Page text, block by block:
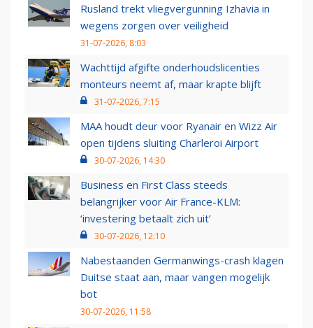
Rusland trekt vliegvergunning Izhavia in
wegens zorgen over veiligheid
31-07-2026, 8:03
Wachttijd afgifte onderhoudslicenties
monteurs neemt af, maar krapte blijft
31-07-2026, 7:15
MAA houdt deur voor Ryanair en Wizz Air
open tijdens sluiting Charleroi Airport
30-07-2026, 14:30
Business en First Class steeds
belangrijker voor Air France-KLM:
‘investering betaalt zich uit’
30-07-2026, 12:10
Nabestaanden Germanwings-crash klagen
Duitse staat aan, maar vangen mogelijk
bot
30-07-2026, 11:58